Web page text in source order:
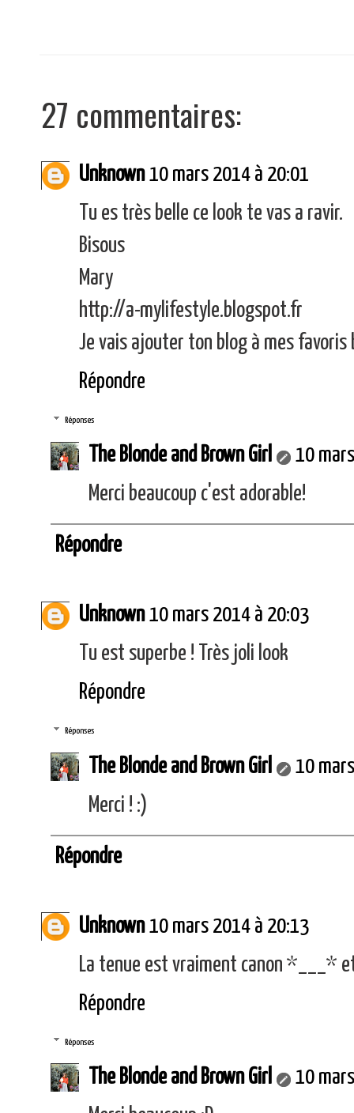
27 commentaires:
Unknown 10 mars 2014 à 20:01
Tu es très belle ce look te vas a ravir.
Bisous
Mary
http://a-mylifestyle.blogspot.fr
Je vais ajouter ton blog à mes favoris
Répondre
Réponses
The Blonde and Brown Girl
10
Merci beaucoup c'est adorable!
Répondre
Unknown 10 mars 2014 à 20:03
Tu est superbe ! Très joli look
Répondre
Réponses
The Blonde and Brown Girl
10
Merci ! :)
Répondre
Unknown 10 mars 2014 à 20:13
La tenue est vraiment canon *___*
Répondre
Réponses
The Blonde and Brown Girl
10